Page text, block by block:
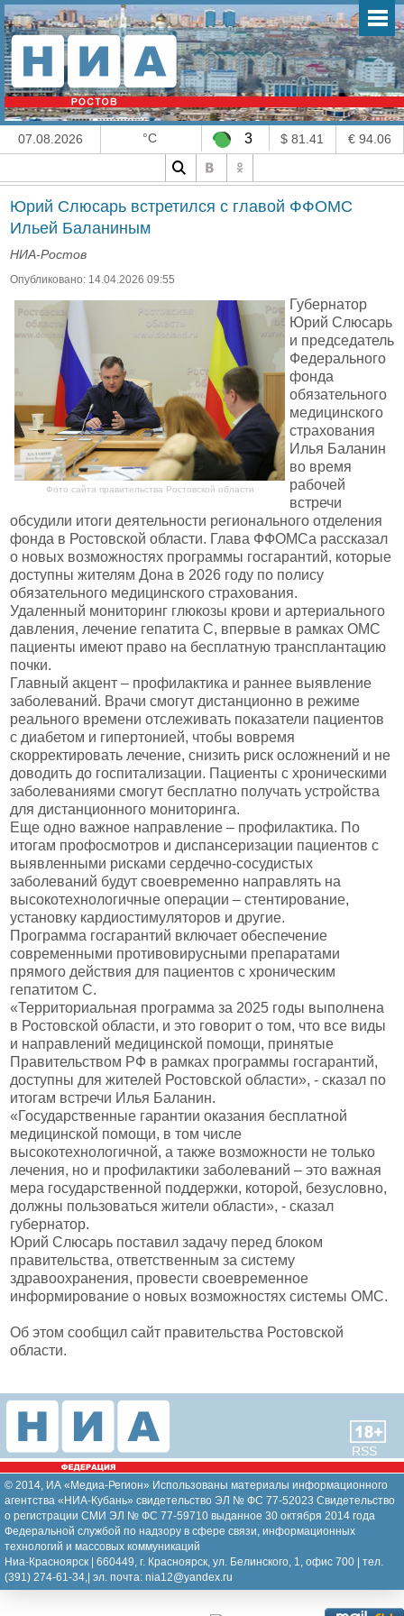
07.08.2026 °C 3 $ 81.41 € 94.06
Юрий Слюсарь встретился с главой ФФОМС
Ильей Баланиным
НИА-Ростов
Опубликовано: 14.04.2026 09:55
Фото сайта правительства Ростовской области
Губернатор
Юрий Слюсарь
и председатель
Федерального
фонда
обязательного
медицинского
страхования
Илья Баланин
во время
рабочей
встречи
обсудили итоги деятельности регионального отделения
фонда в Ростовской области. Глава ФФОМСа рассказал
о новых возможностях программы госгарантий, которые
доступны жителям Дона в 2026 году по полису
обязательного медицинского страхования.
Удаленный мониторинг глюкозы крови и артериального
давления, лечение гепатита С, впервые в рамках ОМС
пациенты имеют право на бесплатную трансплантацию
почки.
Главный акцент – профилактика и раннее выявление
заболеваний. Врачи смогут дистанционно в режиме
реального времени отслеживать показатели пациентов
с диабетом и гипертонией, чтобы вовремя
скорректировать лечение, снизить риск осложнений и не
доводить до госпитализации. Пациенты с хроническими
заболеваниями смогут бесплатно получать устройства
для дистанционного мониторинга.
Еще одно важное направление – профилактика. По
итогам профосмотров и диспансеризации пациентов с
выявленными рисками сердечно-сосудистых
заболеваний будут своевременно направлять на
высокотехнологичные операции – стентирование,
установку кардиостимуляторов и другие.
Программа госгарантий включает обеспечение
современными противовирусными препаратами
прямого действия для пациентов с хроническим
гепатитом С.
«Территориальная программа за 2025 годы выполнена
в Ростовской области, и это говорит о том, что все виды
и направлений медицинской помощи, принятые
Правительством РФ в рамках программы госгарантий,
доступны для жителей Ростовской области», - сказал по
итогам встречи Илья Баланин.
«Государственные гарантии оказания бесплатной
медицинской помощи, в том числе
высокотехнологичной, а также возможности не только
лечения, но и профилактики заболеваний – это важная
мера государственной поддержки, которой, безусловно,
должны пользоваться жители области», - сказал
губернатор.
Юрий Слюсарь поставил задачу перед блоком
правительства, ответственным за систему
здравоохранения, провести своевременное
информирование о новых возможностях системы ОМС.
Об этом сообщил сайт правительства Ростовской
области.
RSS
© 2014, ИА «Медиа-Регион» Использованы материалы информационного
агентства «НИА-Кубань» свидетельство ЭЛ № ФС 77-52023 Свидетельство
о регистрации СМИ ЭЛ № ФС 77-59710 выданное 30 октября 2014 года
Федеральной службой по надзору в сфере связи, информационных
технологий и массовых коммуникаций
Ниа-Красноярск | 660449, г. Красноярск, ул. Белинского, 1, офис 700 | тел.
(391) 274-61-34,| эл. почта: nia12@yandex.ru